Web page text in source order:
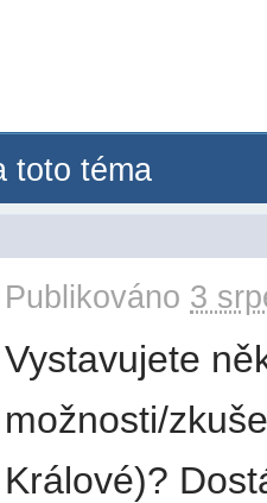
toto téma
Publikováno 3
Vystavujete
možnosti/
Králové)?